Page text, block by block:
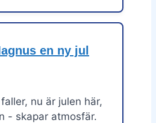
en ny jul
nu är julen här,
- skapar atmosfär.